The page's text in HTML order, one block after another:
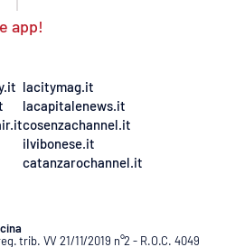
app!
lacitymag.it
lacapitalenews.it
cosenzachannel.it
ilvibonese.it
catanzarochannel.it
trib. VV 21/11/2019 n°2 - R.O.C. 4049